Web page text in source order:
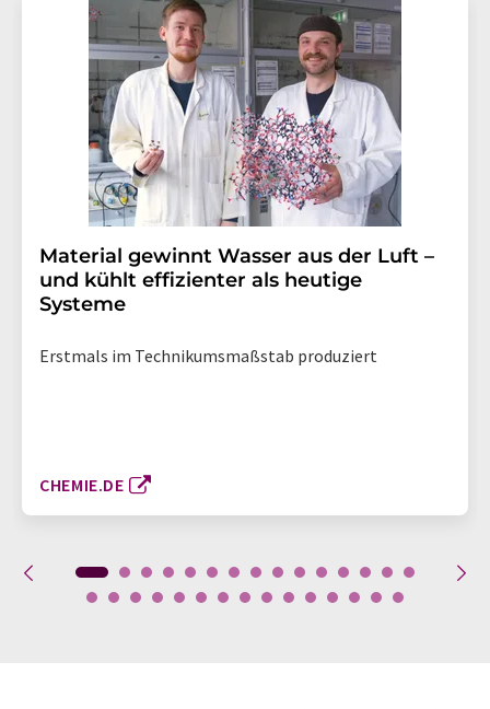
Material gewinnt Wasser aus der Luft –
und kühlt effizienter als heutige
Systeme
Erstmals im Technikumsmaßstab produziert
CHEMIE.DE